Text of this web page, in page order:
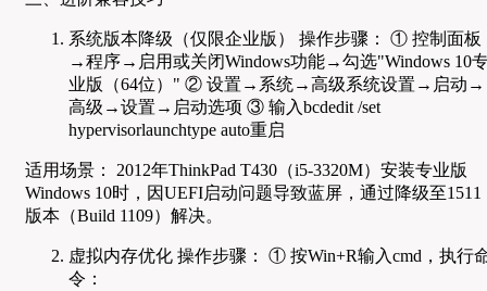
系统版本降级（仅限企业版） 操作步骤： ① 控制面板
→程序→启用或关闭Windows功能→勾选"Windows 10
业版（64位）" ② 设置→系统→高级系统设置→启动→
高级→设置→启动选项 ③ 输入bcdedit /set
hypervisorlaunchtype auto重启
适用场景： 2012年ThinkPad T430（i5-3320M）安装专业版
Windows 10时，因UEFI启动问题导致蓝屏，通过降级至1511
版本（Build 1109）解决。
虚拟内存优化 操作步骤： ① 按Win+R输入cmd，执行
令：